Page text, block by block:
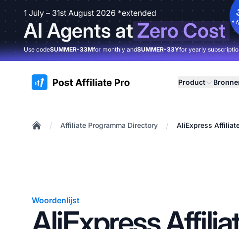
1 July – 31st August 2026 *extended
AI Agents atZero Cost +
Use codeSUMMER-33Mfor monthly andSUMMER-33Yfor yearly
:site.title Product
/ Affiliate Programma Directory / AliExpress
Woordenlijst